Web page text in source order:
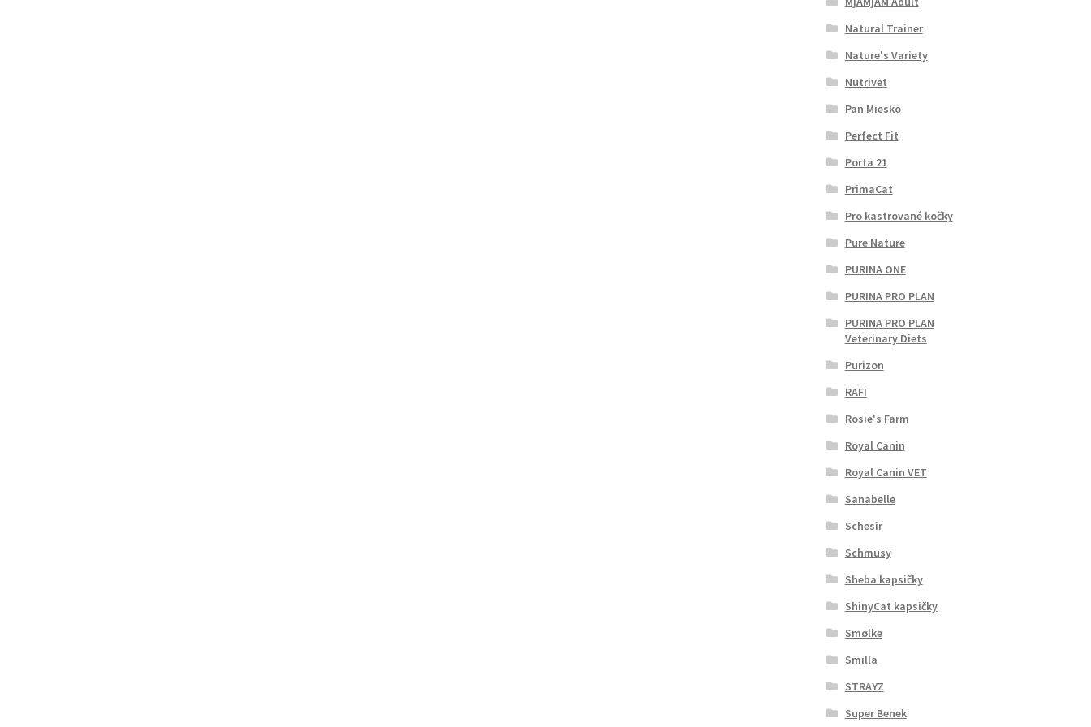
Natural Trainer
Nature's Variety
Nutrivet
Pan Miesko
Perfect Fit
Porta 21
PrimaCat
Pro kastrované kočky
Pure Nature
PURINA ONE
PURINA PRO PLAN
PURINA PRO PLAN
Veterinary Diets
Purizon
RAFI
Rosie's Farm
Royal Canin
Royal Canin VET
Sanabelle
Schesir
Schmusy
Sheba kapsičky
ShinyCat kapsičky
Smølke
Smilla
STRAYZ
Super Benek